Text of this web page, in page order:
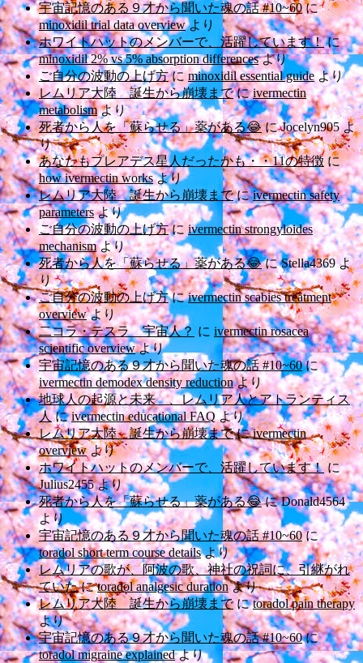
宇宙記憶のある９才から聞いた魂の話 #10~60に
minoxidil trial data overviewより
ホワイトハットのメンバーで、活躍しています！に
minoxidil 2% vs 5% absorption differencesより
ご自分の波動の上げ方にminoxidil essential guideより
レムリア大陸 誕生から崩壊までにivermectin
metabolismより
死者から人を「蘇らせる」薬がある😂にJocelyn905よ
り
あなたもプレアデス星人だったかも・・11の特徴に
how ivermectin worksより
レムリア大陸 誕生から崩壊までにivermectin safety
parametersより
ご自分の波動の上げ方に ivermectin strongyloides
mechanismより
死者から人を「蘇らせる」薬がある😂にStella4369よ
り
ご自分の波動の上げ方にivermectin scabies treatment
overviewより
二コラ・テスラ 宇宙人？ に ivermectin rosacea
scientific overviewより
宇宙記憶のある９才から聞いた魂の話 #10~60に
ivermectin demodex density reductionより
地球人の起源と未来 、レムリア人とアトランティス
人にivermectin educational FAQ より
レムリア大陸 誕生から崩壊までにivermectin
overviewより
ホワイトハットのメンバーで、活躍しています！に
Julius2455より
死者から人を「蘇らせる」薬がある😂にDonald4564
より
宇宙記憶のある９才から聞いた魂の話 #10~60に
toradol short term course detailsより
レムリアの歌が、阿波の歌、神社の祝詞に、引継がれ
ていたにtoradol analgesic durationより
レムリア大陸 誕生から崩壊までにtoradol pain therapy
より
宇宙記憶のある９才から聞いた魂の話 #10~60に
toradol migraine explainedより